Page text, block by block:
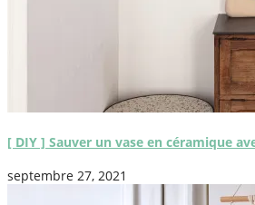
[ DIY ] Sauver un vase en céramique
septembre 27, 2021